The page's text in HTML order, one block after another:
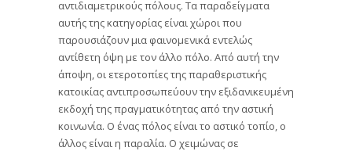
αντιδιαμετρικούς πόλους. Τα παραδείγματα
αυτής της κατηγορίας είναι χώροι που
παρουσιάζουν μια φαινομενικά εντελώς
αντίθετη όψη με τον άλλο πόλο. Από αυτή την
άποψη, οι ετεροτοπίες της παραθεριστικής
κατοικίας αντιπροσωπεύουν την εξιδανικευμένη
εκδοχή της πραγματικότητας από την αστική
κοινωνία. Ο ένας πόλος είναι το αστικό τοπίο, ο
άλλος είναι η παραλία. Ο χειμώνας σε